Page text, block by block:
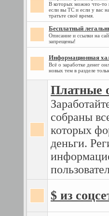
В которых можно что-то
если вы ТС и если у вас
тратьте своё время.
Бесплатный
Описание и ссылки на
запрещены!
Информационная
Всё о заработке денег
новых тем в разделе
Платные
собраны
которых
деньги.
$ из